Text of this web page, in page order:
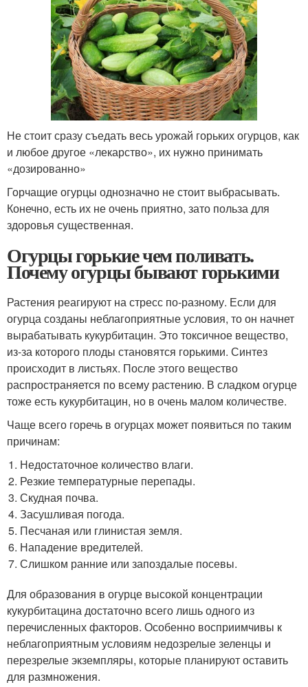
Не стоит сразу съедать весь урожай горьких огурцов, как
и любое другое «лекарство», их нужно принимать
«дозированно»
Горчащие огурцы однозначно не стоит выбрасывать.
Конечно, есть их не очень приятно, зато польза для
здоровья существенная.
Огурцы горькие чем поливать.
Почему огурцы бывают горькими
Растения реагируют на стресс по-разному. Если для
огурца созданы неблагоприятные условия, то он начнет
вырабатывать кукурбитацин. Это токсичное вещество,
из-за которого плоды становятся горькими. Синтез
происходит в листьях. После этого вещество
распространяется по всему растению. В сладком огурце
тоже есть кукурбитацин, но в очень малом количестве.
Чаще всего горечь в огурцах может появиться по таким
причинам:
Недостаточное количество влаги.
Резкие температурные перепады.
Скудная почва.
Засушливая погода.
Песчаная или глинистая земля.
Нападение вредителей.
Слишком ранние или запоздалые посевы.
Для образования в огурце высокой концентрации
кукурбитацина достаточно всего лишь одного из
перечисленных факторов. Особенно восприимчивы к
неблагоприятным условиям недозрелые зеленцы и
перезрелые экземпляры, которые планируют оставить
для размножения.